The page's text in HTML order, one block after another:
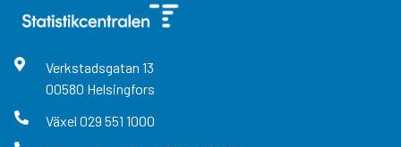
Verkstadsgatan 13
00580 Helsingfors
Växel 029 551 1000